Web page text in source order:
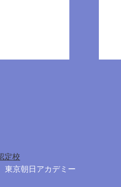
定校
京朝日アカデミー